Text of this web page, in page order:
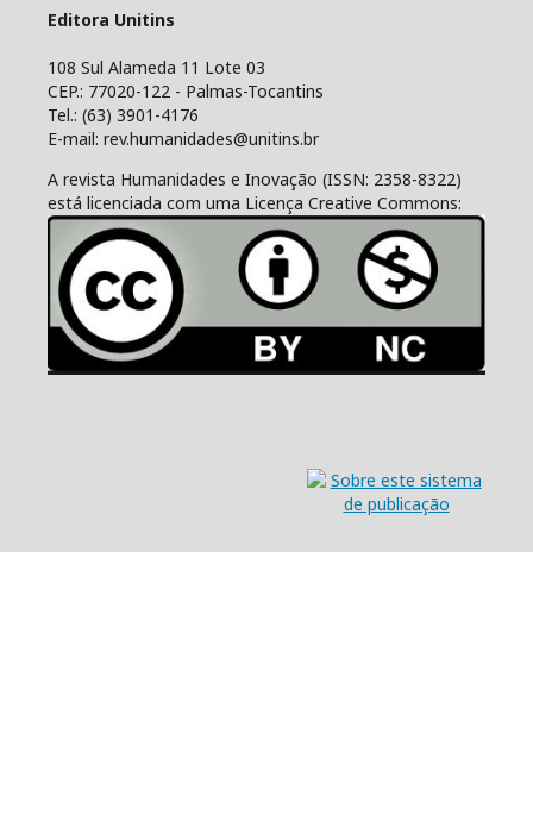
Editora Unitins
108 Sul Alameda 11 Lote 03
CEP.: 77020-122 - Palmas-Tocantins
Tel.: (63) 3901-4176
E-mail: rev.humanidades@unitins.br
A revista Humanidades e Inovação (ISSN: 2358-8322)
está licenciada com uma Licença Creative Commons: